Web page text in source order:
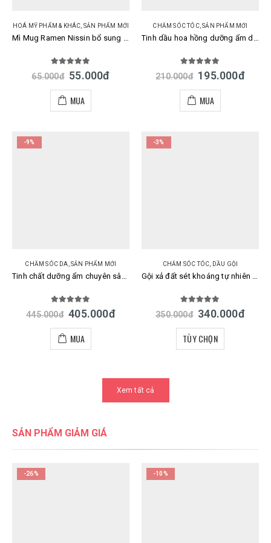
HOÁ MỸ PHẨM & KHÁC SẢN PHẨM MỚI
out of 5
65.000đ 55.000đ
MUA
CHĂM SÓC TÓC,SẢN PHẨM MỚI
out of 5
210.000đ 195.000đ
MUA
-9%
CHĂM SÓC DA,SẢN PHẨM MỚI
Tinh chất dưỡng ẩm chuyên sâu giảm nếp nhăn ngăn chảy xệ Meishoku Harinista Delivery Essence 30ml Nhật
out of 5
445.000đ 405.000đ
MUA
-3%
CHĂM SÓC TÓC, DẦU GỘI
Gội xả đất sét khoáng tự nhiên cho tóc dầu CLAYGE Shampoo & Treatment SR / M 500ml Nhật
out of 5
350.000đ 340.000đ
TÙY CHỌN
Xem tất cả
SẢN PHẨM GIẢM GIÁ
-26% -10%